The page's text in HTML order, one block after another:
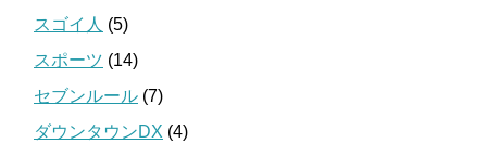
スゴイ人 (5)
スポーツ (14)
セブンルール (7)
ダウンタウンDX (4)